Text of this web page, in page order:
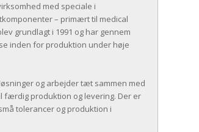
med speciale i
– primært til medical
grundlagt i 1991 og har gennem
inden for produktion under høje
og arbejder tæt sammen med
færdig produktion og levering. Der er
tolerancer og produktion i